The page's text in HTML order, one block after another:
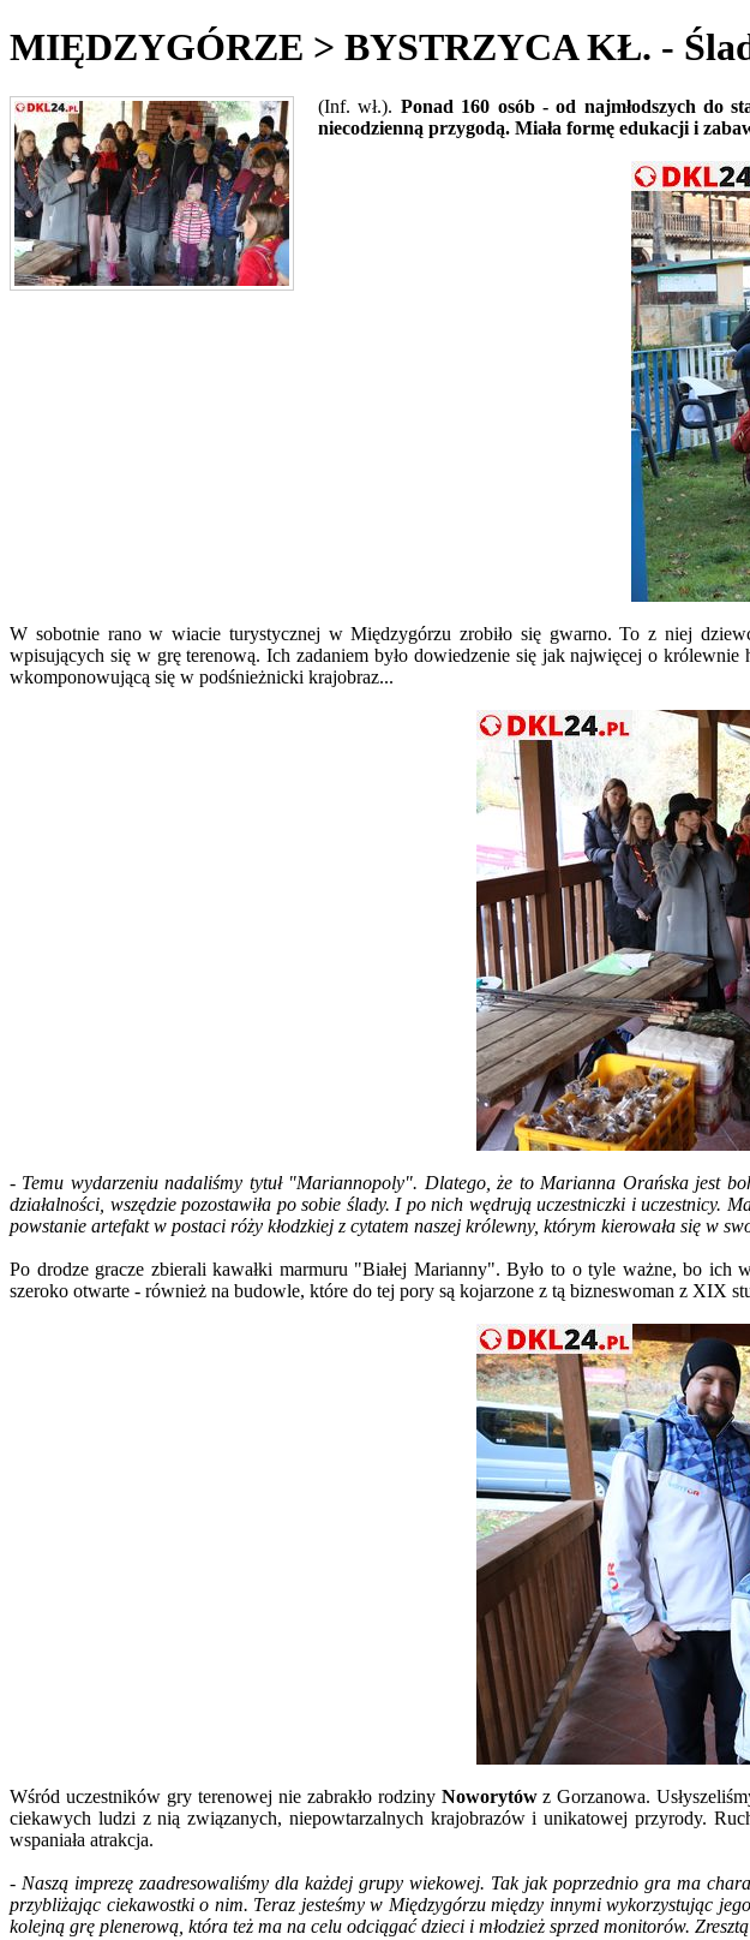
MIĘDZYGÓRZE > BYSTRZYCA KŁ. -
(Inf. wł.). Ponad 160 osób - od najmłodszych do
niecodzienną przygodą. Miała formę edukacji i
W sobotnie rano w wiacie turystycznej w Międzygórzu zrobiło się gwarno. To z niej
wpisujących się w grę terenową. Ich zadaniem było dowiedzenie się jak najwięcej o
wkomponowującą się w podśnieżnicki krajobraz...
- Temu wydarzeniu nadaliśmy tytuł "Mariannopoly". Dlatego, że to Marianna Orańska jest
działalności, wszędzie pozostawiła po sobie ślady. I po nich wędrują uczestniczki i
powstanie artefakt w postaci róży kłodzkiej z cytatem naszej królewny, którym kierowała się w
Po drodze gracze zbierali kawałki marmuru "Białej Marianny". Było to o tyle ważne, bo ich
szeroko otwarte - również na budowle, które do tej pory są kojarzone z tą bizneswoman z XIX
Wśród uczestników gry terenowej nie zabrakło rodziny Noworytówz Gorzanowa.
ciekawych ludzi z nią związanych, niepowtarzalnych krajobrazów i unikatowej przyrody.
wspaniała atrakcja.
- Naszą imprezę zaadresowaliśmy dla każdej grupy wiekowej. Tak jak poprzednio gra ma
przybliżając ciekawostki o nim. Teraz jesteśmy w Międzygórzu między innymi wykorzystując
kolejną grę plenerową, która też ma na celu odciągać dzieci i młodzież sprzed monitorów.